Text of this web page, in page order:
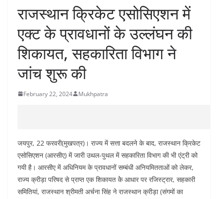
राजस्थान क्रिकेट एसोसिएशन में
एक्ट के प्रावधानों के उल्लंघन की
शिकायत, सहकारिता विभाग ने
जांच शुरू की
February 22, 2024 Mukhpatra
जयपुर, 22 फरवरी(मुखपत्र)। राज्य में सत्ता बदलने के बाद, राजस्थान क्रिकेट
एसोसिएशन (आरसीए) में जारी उथल-पुथल में सहकारिता विभाग की भी एंट्री को
गयी है। आरसीए में अधिनियम के प्रावधानों सम्बंधी अनियमितताओं को लेकर,
राज्य क्रीड़ा परिषद से प्राप्त एक शिकायत केे आधार पर रजिस्ट्रार, सहकारी
समितियां, राजस्थान श्रीमती अर्चना सिंह ने राजस्थान क्रीड़ा (संगमों का